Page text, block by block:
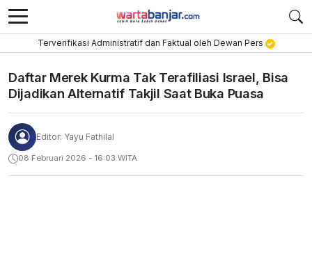
Terverifikasi Administratif dan Faktual oleh Dewan Pers
Daftar Merek Kurma Tak Terafiliasi Israel, Bisa
Dijadikan Alternatif Takjil Saat Buka Puasa
Editor: Yayu Fathilal
08 Februari 2026 - 16:03 WITA